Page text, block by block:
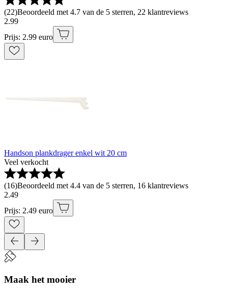
(22)Beoordeeld met 4.7 van de 5 sterren, 22 klantreviews
2.99
Prijs: 2.99 euro
Handson plankdrager enkel wit 20 cm
Veel verkocht
(16)Beoordeeld met 4.4 van de 5 sterren, 16 klantreviews
2.49
Prijs: 2.49 euro
Maak het mooier